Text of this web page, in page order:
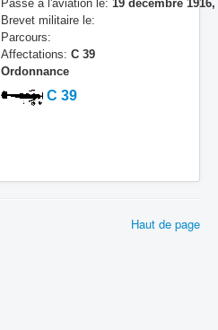
Passé à l'aviation le: 19 décembre
Brevet militaire le:
Parcours:
Affectations: C 39
Ordonnance
C 39
Haut de page